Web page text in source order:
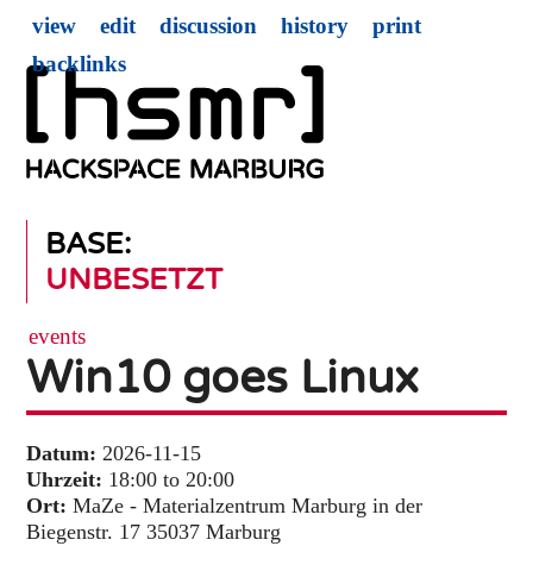
BASE:
UNBESETZT
view edit discussion history
print
backlinks
events
Win10 goes Linux
Datum: 2026-11-15
Uhrzeit: 18:00 to 20:00
Ort: MaZe - Materialzentrum Marburg in der
Biegenstr. 17 35037 Marburg